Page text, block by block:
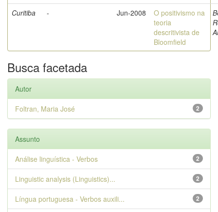
Curitiba
- Jun-2008
O positivismo na
teoria
descritivista de
Bloomfield
Busca facetada
Autor
2
Foltran, Maria José
Assunto
2
Análise linguística - Verbos
2
Linguistic analysis (Linguistics)...
2
Língua portuguesa - Verbos auxili...